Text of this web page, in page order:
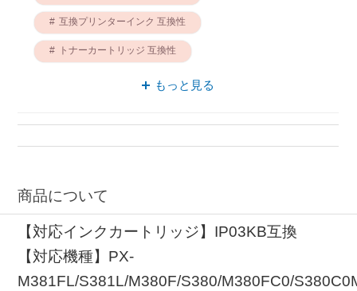
互換プリンターインク 互換性
トナーカートリッジ 互換性
もっと見る
商品について
【対応インクカートリッジ】IP03KB互換
【対応機種】PX-
M381FL/S381L/M380F/S380/M380FC0/